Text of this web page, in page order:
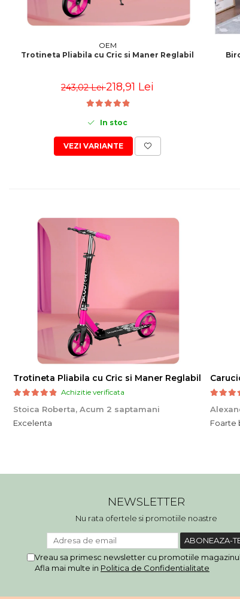
OEM
Trotineta Pliabila cu Cric si Maner Reglabil
243,02 Lei218,91 Lei
In stoc
VEZI VARIANTE
Trotineta Pliabila cu Cric si Maner Reglabil
Achizitie verificata
Stoica Roberta, Acum 2 saptamani
Excelenta
Foarte
NEWSLETTER
Nu rata ofertele si promotiile noastre
Vreau sa primesc newsletter cu promotiile
Afla mai multe in Politica de Confidentialitate